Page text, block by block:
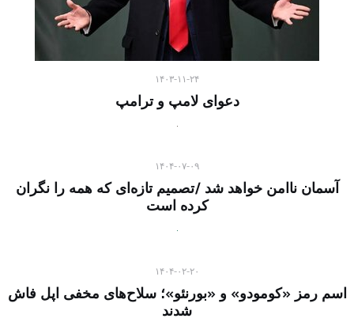
۱۴۰۳-۱۱-۲۴
دعوای لامپ‌ و ترامپ
۱۴۰۴-۰۷-۰۹
آسمان ناامن خواهد شد /تصمیم تازه‌ای که همه را نگران
کرده است
۱۴۰۴-۰۲-۲۰
اسم رمز «کومودو» و «بورنئو»؛ سلاح‌های مخفی اپل فاش
شدند